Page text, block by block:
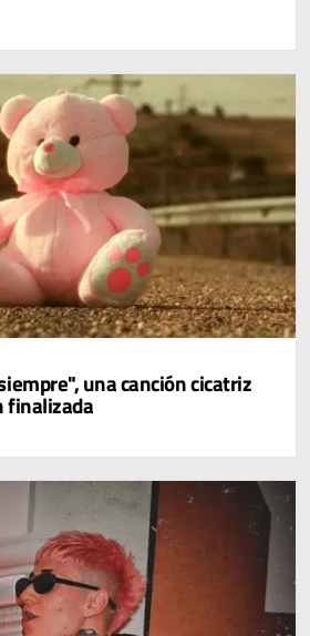
una canción cicatriz
finalizada